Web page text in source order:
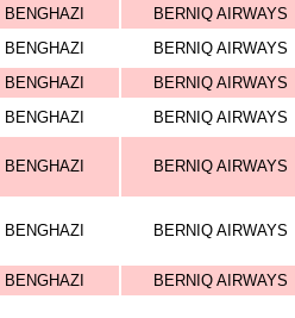
BENGHAZI BERNIQ AIRWAYS
BENGHAZI BERNIQ AIRWAYS
BENGHAZI BERNIQ AIRWAYS
BENGHAZI BERNIQ AIRWAYS
BENGHAZI BERNIQ AIRWAYS
BENGHAZI BERNIQ AIRWAYS
BENGHAZI BERNIQ AIRWAYS